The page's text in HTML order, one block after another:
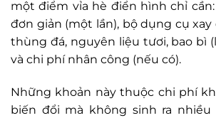
một điểm vỉa hè điển hình chỉ
đơn giản (một lần), bộ dụng cụ xay
thùng đá, nguyên liệu tươi, bao bì
và chi phí nhân công (nếu có).
Những khoản này thuộc chi phí
biến đổi mà không sinh ra